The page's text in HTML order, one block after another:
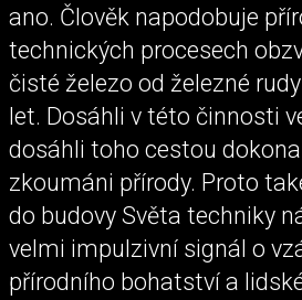
ano. Člověk napodobuje
technických procesech
čisté železo od železné
let. Dosáhli v této činnosti
dosáhli toho cestou
zkoumáni přírody. Proto
do budovy Světa techniky
velmi impulzivní signál o
přírodního bohatství a